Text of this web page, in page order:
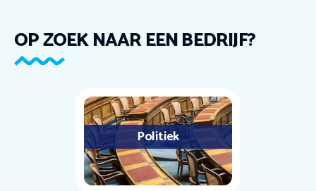
OP ZOEK NAAR EEN BEDRIJF?
Politiek